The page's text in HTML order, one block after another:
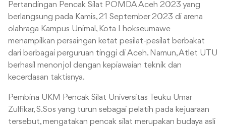
Pertandingan Pencak Silat POMDA Aceh 2023 yang
berlangsung pada Kamis, 21 September 2023 di arena
olahraga Kampus Unimal, Kota Lhokseumawe
menampilkan persaingan ketat pesilat-pesilat berbakat
dari berbagai perguruan tinggi di Aceh. Namun, Atlet UTU
berhasil menonjol dengan kepiawaian teknik dan
kecerdasan taktisnya.
Pembina UKM Pencak Silat Universitas Teuku Umar
Zulfikar, S.Sos yang turun sebagai pelatih pada kejuaraan
tersebut, mengatakan pencak silat merupakan budaya asli